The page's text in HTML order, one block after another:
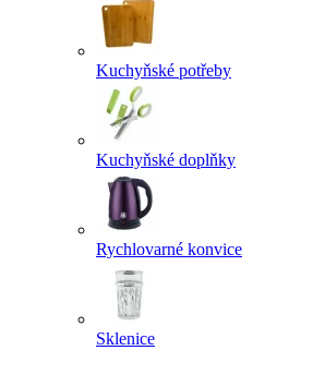
Kuchyňské potřeby
Kuchyňské doplňky
Rychlovarné konvice
Sklenice